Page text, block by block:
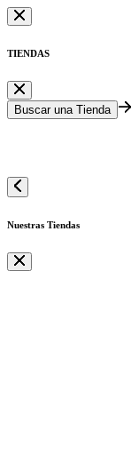
TIENDAS
Buscar una Tienda
Nuestras Tiendas